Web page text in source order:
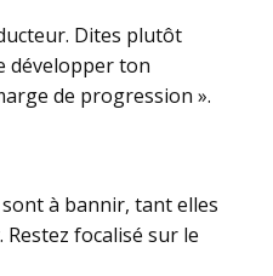
Dites plutôt
développer ton
de progression ».
à bannir, tant elles
focalisé sur le